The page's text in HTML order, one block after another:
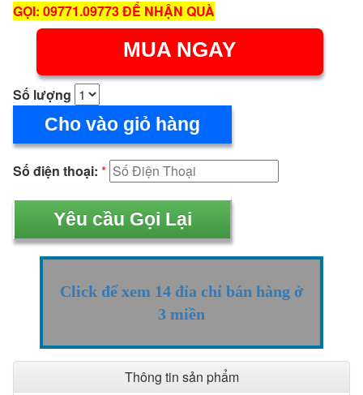
GỌI: 09771.09773 ĐỂ NHẬN QUÀ
MUA NGAY
Số lượng
Cho vào giỏ hàng
Số điện thoại: *
Click để xem 14 đỉa chỉ bán hàng ở
3 miền
Thông tin sản phẩm